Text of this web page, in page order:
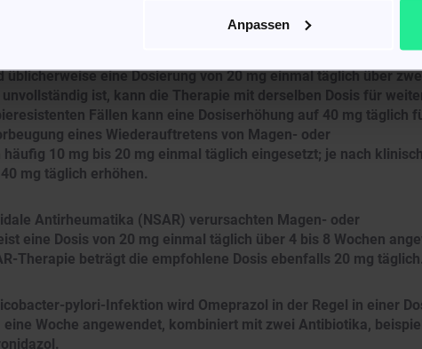
Anpassen
einmal täglich empfohlen. Liegt keine Schädigung der
10 mg täglich.
eine Dosierung von 20 mg einmal täglich über
ist, kann die Therapie mit derselben Dosis für
Fällen kann eine Dosiserhöhung auf 40 mg täglich
eines Wiederauftretens von Magen- oder
10 mg bis 20 mg einmal täglich eingesetzt; je nach
mg täglich erhöhen.
Antirheumatika (NSAR) verursachten Magen- oder
eine Dosis von 20 mg einmal täglich über 4 bis 8 Wochen
Therapie beträgt die empfohlene Dosis ebenfalls 20 mg täglich.
pylori-Infektion wird Omeprazol in der Regel in einer
Woche angewendet, kombiniert mit zwei Antibiotika,